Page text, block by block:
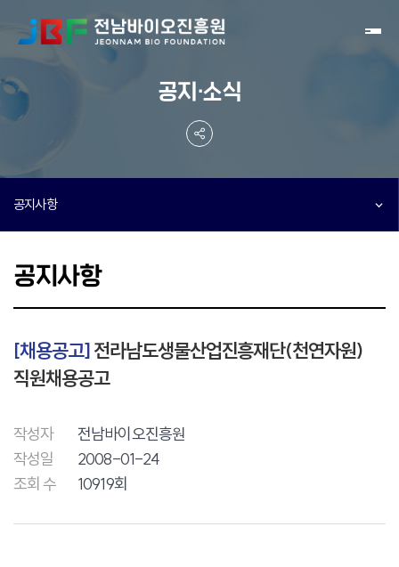
공지·소식
공지사항
공지사항
[채용공고]전라남도생물산업진흥재단(천연자원)
직원채용공고
작성자
전남바이오진흥원
작성일
2008-01-24
조회 수
10919회